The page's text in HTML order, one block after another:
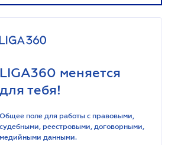
LIGA360 меняется
для тебя!
Общее поле для работы с правовыми,
судебными, реестровыми, договорными,
медийными данными.